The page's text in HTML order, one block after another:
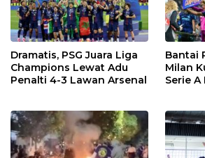
Dramatis, PSG Juara Liga
Champions Lewat Adu
Penalti 4-3 Lawan Arsenal
Bantai
Milan
Serie